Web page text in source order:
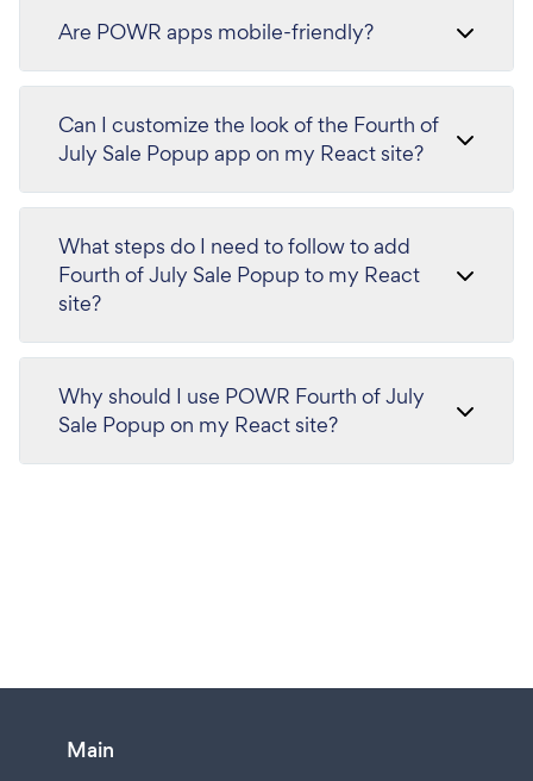
Are POWR apps mobile-friendly?
Can I customize the look of the Fourth of
July Sale Popup app on my React site?
What steps do I need to follow to add
Fourth of July Sale Popup to my React
site?
Why should I use POWR Fourth of July
Sale Popup on my React site?
Main